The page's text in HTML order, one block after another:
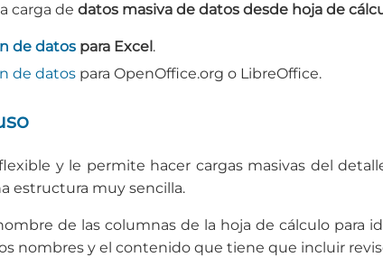
carga dedatos masiva de datos desde hoja de
de datos para Excel.
de datos para OpenOffice.org o LibreOffice.
y le permite hacer cargas masivas del
estructura muy sencilla.
de las columnas de la hoja de cálculo para
nombres y el contenido que tiene que incluir